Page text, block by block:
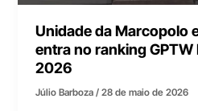
Unidade da Marcopolo
entra no ranking
2026
Júlio Barboza/28 de maio de 2026